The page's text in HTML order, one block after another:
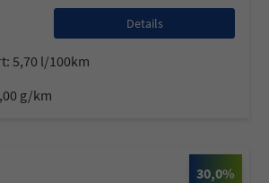
Details
5,70 l/100km
g/km
30,0%